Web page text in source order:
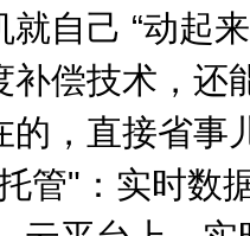
就自己 “动起
补偿技术，还
的，直接省事
管" ：实时数